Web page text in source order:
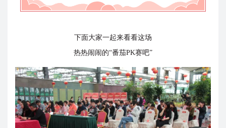
下面大家一起来看看这场
热热闹闹的“番茄PK赛吧”